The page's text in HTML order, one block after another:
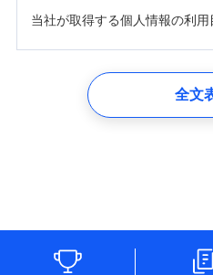
当社が取得する個人情報の利用
ユーザー登録受付および、管理
しくは委託を受けている保険
関する情報を提供し、金融商
た維持管理等の委託業務遂行
情報を取引のある他の保険会
るために利用させていただくこ
各種セミナーの開催のため
全文